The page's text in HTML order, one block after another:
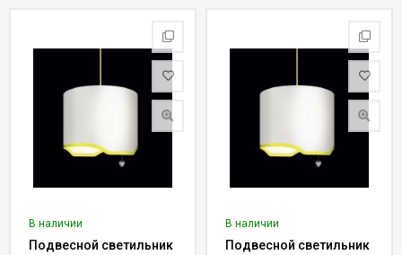
В наличии
Подвесной светильник
В наличии
Подвесной светильник